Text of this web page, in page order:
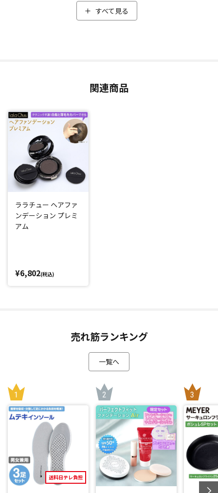
に行くまでの間、どうにかしたい！と思う方は多いのではな
韓国発の大人気商品で、髪だけでなく頭皮や地肌に直接塗れ
忙しい朝のお出かけ前に、気になる髪の根元や生え際にササ
っと塗ることで白髪、薄毛をカバー。テクニック不要で簡単
に仕上がります。
使い方は簡単。付属のミトン型のオリジナルパフに指を入
れ、気になる髪の根元や生え際にダイレクトに塗るだけ。白
髪のカバーはもちろん、根元を持ち上げ、髪のボリューム感
がアップしたようなメイク効果が得られます。
また付属のミトン型のパフに指を入れて、指先の感覚で塗れ
には髪と頭皮をいたわる美容成分(*2)をぜいたくに配合。
皮脂吸着パウダーが汗などによる頭皮のベタつきを軽減。快
コンパクトタイプで持ち運びもしやすく鏡付きなので、お出
かけ先で気になったときにも便利。
*1：2018年10月1日～2025年8月31日(メーカー調べ)
*2：配合目的：保湿
すべて見る
閉じる
関連商品
ララチュー ヘアファ
ンデーション プレミ
アム
¥6,802(税込)
売れ筋ランキング
一覧へ
送料日テレ負担